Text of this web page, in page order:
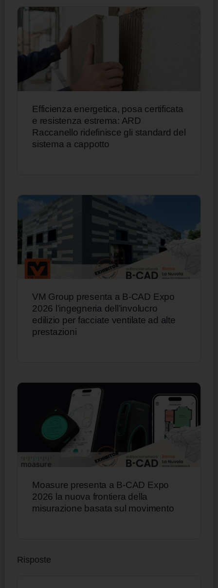
Efficienza energetica, posa certificata
e resistenza estrema: ARD
Raccanello ridefinisce gli standard del
sistema a cappotto
VM Group presenta a B-CAD Expo
2026 l’ingegneria dell’involucro
edilizio per facciate ventilate ad alte
prestazioni
Moasure presenta a B-CAD Expo
2026 la nuova frontiera della
misurazione basata sul movimento
Risposte